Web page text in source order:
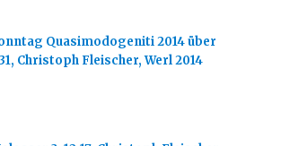
Quasimodogeniti 2014 über
Christoph Fleischer, Werl 2014